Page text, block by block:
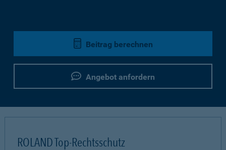
Beitrag berechnen
Angebot anfordern
ROLAND Top-Rechtsschutz